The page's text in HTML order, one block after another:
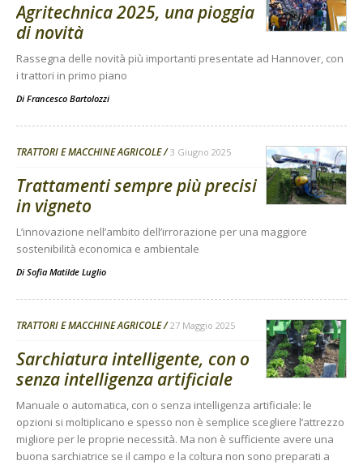
Agritechnica 2025, una pioggia
di novità
Rassegna delle novità più importanti presentate ad Hannover, con
i trattori in primo piano
Di Francesco Bartolozzi
TRATTORI E MACCHINE AGRICOLE 3 Giugno 2025
Trattamenti sempre più precisi
in vigneto
L’innovazione nell’ambito dell’irrorazione per una maggiore
sostenibilità economica e ambientale
Di Sofia Matilde Luglio
TRATTORI E MACCHINE AGRICOLE 27 Maggio 2025
Sarchiatura intelligente, con o
senza intelligenza artificiale
Manuale o automatica, con o senza intelligenza artificiale: le
opzioni si moltiplicano e spesso non è semplice scegliere l’attrezzo
migliore per le proprie necessità. Ma non è sufficiente avere una
buona sarchiatrice se il campo e la coltura non sono preparati a